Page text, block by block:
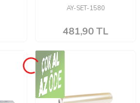
AY-SET-1580
481,90TL